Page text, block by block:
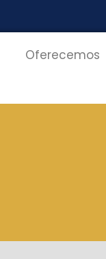
Oferecemos